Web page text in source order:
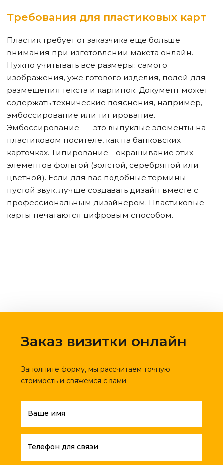
Требования для пластиковых карт
Пластик требует от заказчика еще больше
внимания при изготовлении макета онлайн.
Нужно учитывать все размеры: самого
изображения, уже готового изделия, полей для
размещения текста и картинок. Документ может
содержать технические пояснения, например,
эмбоссирование или типирование.
Эмбоссирование – это выпуклые элементы на
пластиковом носителе, как на банковских
карточках. Типирование – окрашивание этих
элементов фольгой (золотой, серебряной или
цветной). Если для вас подобные термины –
пустой звук, лучше создавать дизайн вместе с
профессиональным дизайнером. Пластиковые
карты печатаются цифровым способом.
Заказ визитки онлайн
Заполните форму, мы рассчитаем точную
стоимость и свяжемся с вами
Ваше имя
Телефон для связи